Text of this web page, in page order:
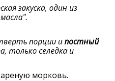
закуска, один из
порции ипостный
только селедка и
морковь.